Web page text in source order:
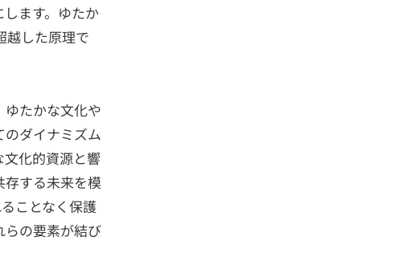
ます。ゆたか
越した原理で
たかな文化や
ダイナミズム
化的資源と響
する未来を模
ことなく保護
らの要素が結び